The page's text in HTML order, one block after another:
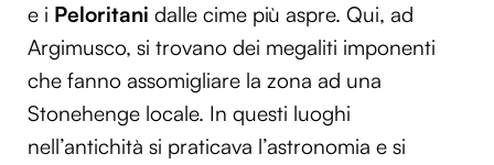
e i Peloritani dalle cime più aspre. Qui, ad
Argimusco, si trovano dei megaliti imponenti
che fanno assomigliare la zona ad una
Stonehenge locale. In questi luoghi
nell’antichità si praticava l’astronomia e si